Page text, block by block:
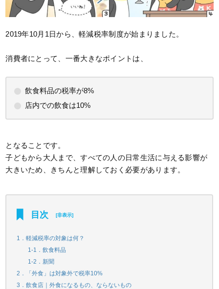
2019年10月1日から、軽減税率制度が始まりました。
消費者にとって、一番大きなポイントは、
飲食料品の税率が8%
店内での飲食は10%
となることです。
子どもから大人まで、すべての人の日常生活に与える影響が
大きいため、きちんと理解しておく必要があります。
目次 [非表示]
1．軽減税率の対象は何？
1-1．飲食料品
1-2．新聞
2．「外食」は対象外で税率10%
3．飲食店｜外食になるもの、ならないもの